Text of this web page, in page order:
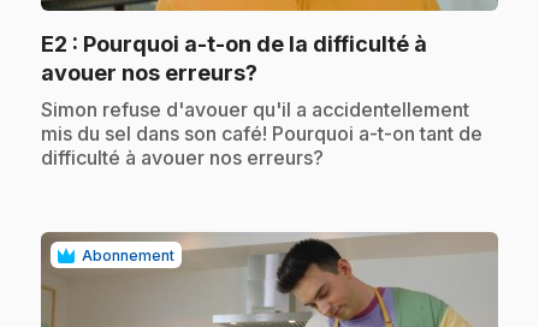
E2 : Pourquoi a-t-on de la difficulté à
avouer nos erreurs?
.Simon refuse d'avouer qu'il a accidentellement
mis du sel dans son café! Pourquoi a-t-on tant de
difficulté à avouer nos erreurs?
Abonnement